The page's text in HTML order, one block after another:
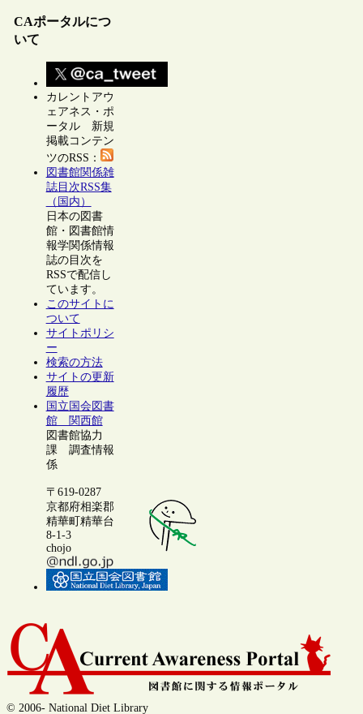
CAポータルにつ
いて
カレントアウ
ェアネス・ポ
ータル 新規
掲載コンテン
ツのRSS：
図書館関係雑
誌目次RSS集
（国内）
日本の図書
館・図書館情
報学関係情報
誌の目次を
RSSで配信し
ています。
このサイトに
ついて
サイトポリシ
ー
検索の方法
サイトの更新
履歴
国立国会図書
館 関西館
図書館協力
課 調査情報
係
〒619-0287
京都府相楽郡
精華町精華台
8-1-3
chojo
© 2006- National Diet Library